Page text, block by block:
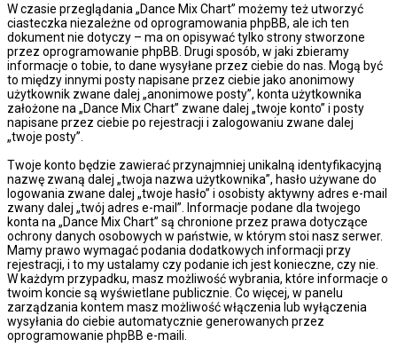
W czasie przeglądania „Dance Mix Chart” możemy też utworzyć
ciasteczka niezależne od oprogramowania phpBB, ale ich ten
dokument nie dotyczy – ma on opisywać tylko strony stworzone
przez oprogramowanie phpBB. Drugi sposób, w jaki zbieramy
informacje o tobie, to dane wysyłane przez ciebie do nas. Mogą być
to między innymi posty napisane przez ciebie jako anonimowy
użytkownik zwane dalej „anonimowe posty”, konta użytkownika
założone na „Dance Mix Chart” zwane dalej „twoje konto” i posty
napisane przez ciebie po rejestracji i zalogowaniu zwane dalej
„twoje posty”.
Twoje konto będzie zawierać przynajmniej unikalną identyfikacyjną
nazwę zwaną dalej „twoja nazwa użytkownika”, hasło używane do
logowania zwane dalej „twoje hasło” i osobisty aktywny adres e-mail
zwany dalej „twój adres e-mail”. Informacje podane dla twojego
konta na „Dance Mix Chart” są chronione przez prawa dotyczące
ochrony danych osobowych w państwie, w którym stoi nasz serwer.
Mamy prawo wymagać podania dodatkowych informacji przy
rejestracji, i to my ustalamy czy podanie ich jest konieczne, czy nie.
W każdym przypadku, masz możliwość wybrania, które informacje o
twoim koncie są wyświetlane publicznie. Co więcej, w panelu
zarządzania kontem masz możliwość włączenia lub wyłączenia
wysyłania do ciebie automatycznie generowanych przez
oprogramowanie phpBB e-maili.